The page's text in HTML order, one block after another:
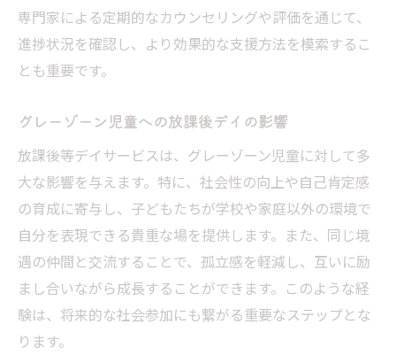
専門家による定期的なカウンセリングや評価を通じて、
進捗状況を確認し、より効果的な支援方法を模索するこ
とも重要です。
グレーゾーン児童への放課後デイの影響
放課後等デイサービスは、グレーゾーン児童に対して多
大な影響を与えます。特に、社会性の向上や自己肯定感
の育成に寄与し、子どもたちが学校や家庭以外の環境で
自分を表現できる貴重な場を提供します。また、同じ境
遇の仲間と交流することで、孤立感を軽減し、互いに励
まし合いながら成長することができます。このような経
験は、将来的な社会参加にも繋がる重要なステップとな
ります。